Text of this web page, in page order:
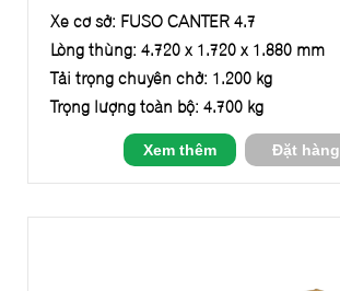
Xe cơ sở: FUSO CANTER 4.7
Lòng thùng: 4.720 x 1.720 x 1.880 mm
Tải trọng chuyên chở: 1.200 kg
Trọng lượng toàn bộ: 4.700 kg
Xem thêm Đặt hàng